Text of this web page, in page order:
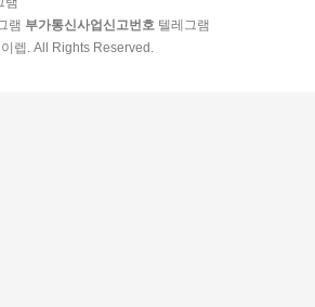
램 부가통신사업신고번호 텔레그램
렙. All Rights Reserved.